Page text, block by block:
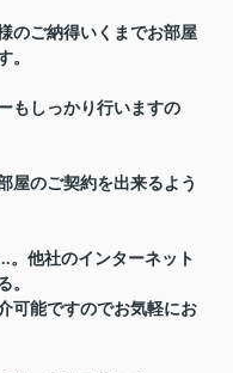
のご納得いくまでお部屋
。
もしっかり行いますの
屋のご契約を出来るよう
他社のインターネット
。
可能ですのでお気軽にお